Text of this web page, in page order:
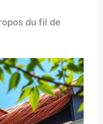
du fil de